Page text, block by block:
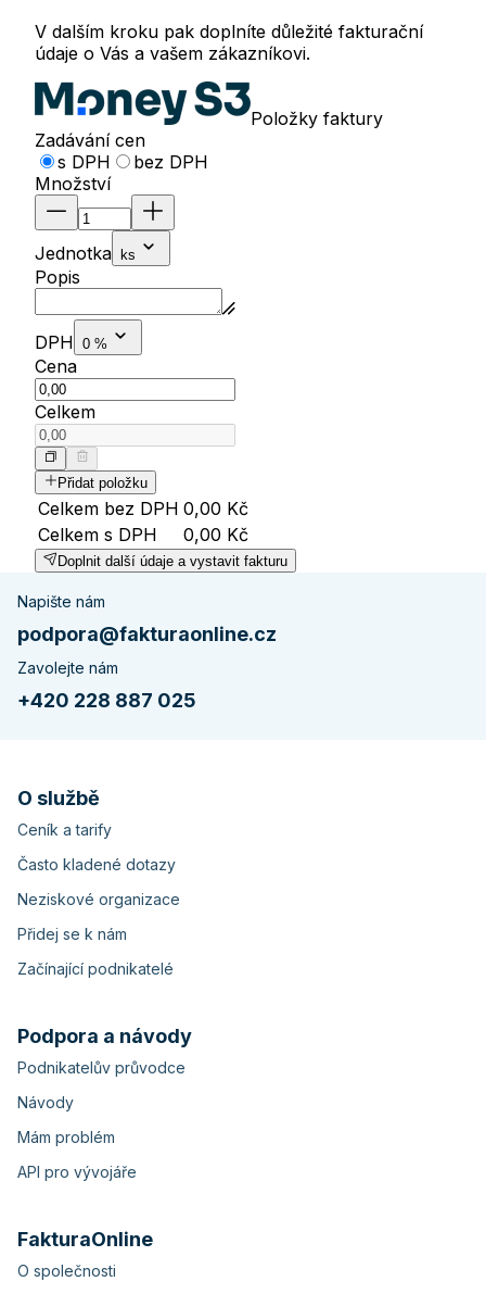
V dalším kroku pak doplníte důležité fakturační
údaje o Vás a vašem zákazníkovi.
Položky faktury
Zadávání cen
s DPH
bez DPH
Množství
Jednotka ks
Popis
DPH 0 %
Cena
Celkem
Přidat položku
Celkem bez DPH 0,00 Kč
Celkem s DPH
0,00 Kč
Doplnit další údaje a vystavit fakturu
Napište nám
podpora@fakturaonline.cz
Zavolejte nám
+420 228 887 025
O službě
Ceník a tarify
Často kladené dotazy
Neziskové organizace
Přidej se k nám
Začínající podnikatelé
Podpora a návody
Podnikatelův průvodce
Návody
Mám problém
API pro vývojáře
FakturaOnline
O společnosti